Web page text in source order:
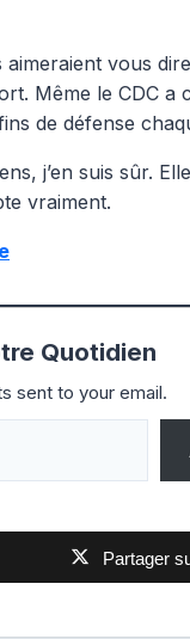
aimeraient vous
Même le CDC a
de défense
j’en suis sûr.
vraiment.
Quotidien
sent to your email.
Partager